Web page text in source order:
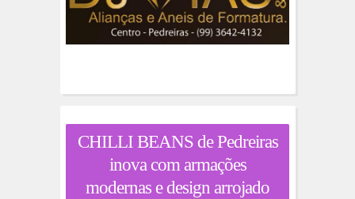
CHILLI BEANS de Pedreiras
inova com armações
modernas e design arrojado